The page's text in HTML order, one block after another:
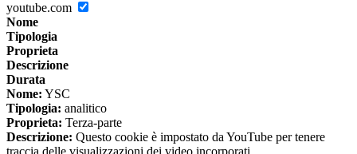
youtube.com
Nome
Tipologia
Proprieta
Descrizione
Durata
Nome: YSC
Tipologia: analitico
Proprieta: Terza-parte
Descrizione: Questo cookie è impostato da YouTube per tenere
traccia delle visualizzazioni dei video incorporati.